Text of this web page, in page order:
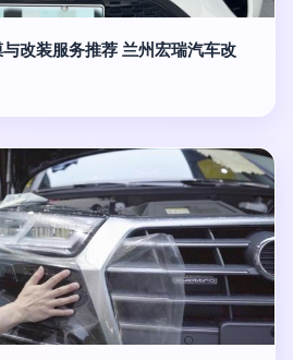
改装服务推荐 兰州宏瑞汽车改